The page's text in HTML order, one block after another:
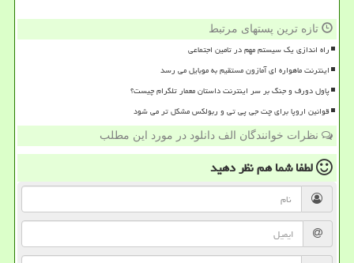
تازه ترین پستهای مرتبط
راه اندازی یک سیستم مهم در تامین اجتماعی
اینترنت ماهواره ای آمازون مستقیم به موبایل می رسد
پاول دورف و جنگ بر سر اینترنت داستان معمار تلگرام چیست؟
قوانین اروپا برای چت جی پی تی و ربولکس مشکل تر می شود
نظرات خوانندگان الف دانلود در مورد این مطلب
لطفا شما همنظر دهید